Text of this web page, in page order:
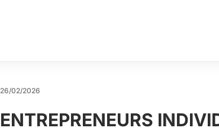
26/02/2026
ENTREPRENEURS